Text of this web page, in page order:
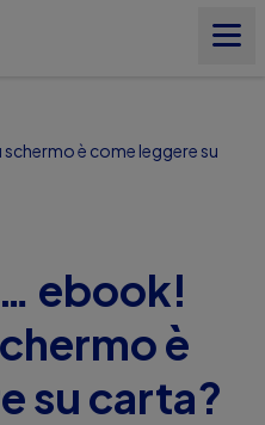
è come leggere su
ebook!
è
su carta?